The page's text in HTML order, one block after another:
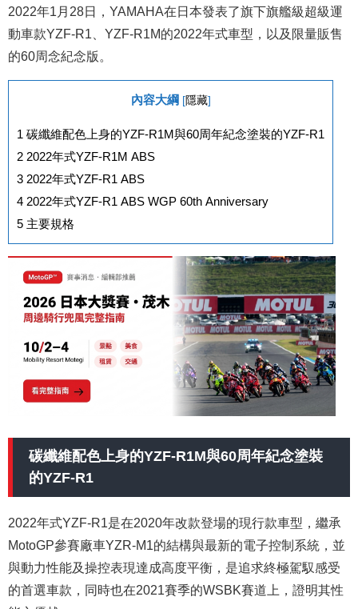
2022年1月28日，YAMAHA在日本發表了旗下旗艦級超級運
動車款YZF-R1、YZF-R1M的2022年式車型，以及限量販售
的60周念紀念版。
內容大綱 [隱藏]
1 碳纖維配色上身的YZF-R1M與60周年紀念塗裝的YZF-R1
2 2022年式YZF-R1M ABS
3 2022年式YZF-R1 ABS
4 2022年式YZF-R1 ABS WGP 60th Anniversary
5 主要規格
碳纖維配色上身的YZF-R1M與60周年紀念塗裝
的YZF-R1
2022年式YZF-R1是在2020年改款登場的現行款車型，繼承
MotoGP參賽廠車YZR-M1的結構與最新的電子控制系統，並
與動力性能及操控表現達成高度平衡，是追求終極駕馭感受
的首選車款，同時也在2021賽季的WSBK賽道上，證明其性